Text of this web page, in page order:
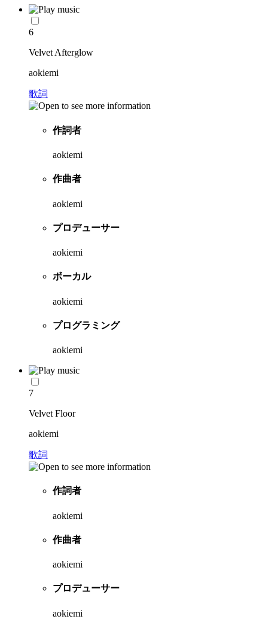
6
Velvet Afterglow
aokiemi
歌詞
作詞者
aokiemi
作曲者
aokiemi
プロデューサー
aokiemi
ボーカル
aokiemi
プログラミング
aokiemi
7
Velvet Floor
aokiemi
歌詞
作詞者
aokiemi
作曲者
aokiemi
プロデューサー
aokiemi